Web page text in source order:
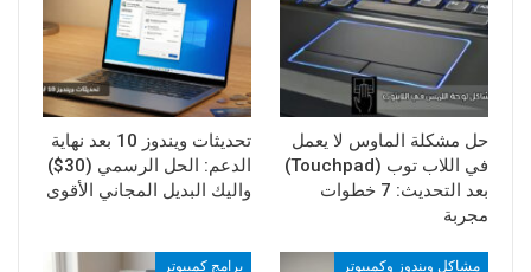
حل مشكلة الماوس لا يعمل
في اللاب توب (Touchpad)
بعد التحديث: 7 خطوات
مجربة
تحديثات ويندوز 10 بعد نهاية
الدعم: الحل الرسمي (30$)
واليك البديل المجاني الأقوى
مشاكل ويندوز وكمبيوتر برامج كمبيوتر